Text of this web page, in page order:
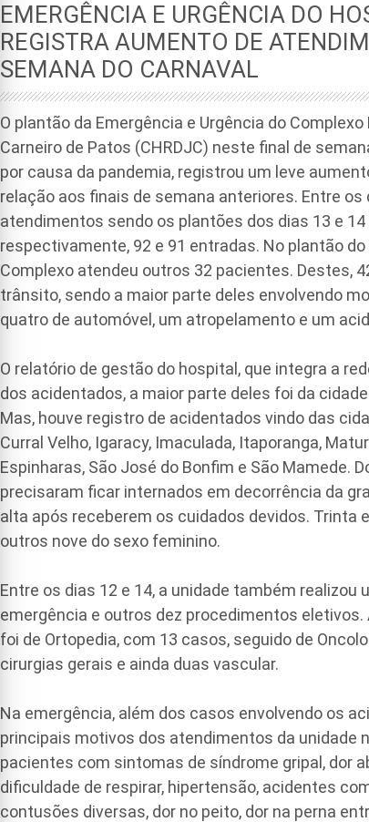
EMERGÊNCIA E URGÊNCIA DO
REGISTRA AUMENTO DE
SEMANA DO CARNAVAL
O plantão da Emergência e Urgência do
Carneiro de Patos (CHRDJC) neste final de
por causa da pandemia, registrou um leve
relação aos finais de semana anteriores. Entre os
atendimentos sendo os plantões dos dias 13 e
respectivamente, 92 e 91 entradas. No plantão
Complexo atendeu outros 32 pacientes. Destes,
trânsito, sendo a maior parte deles envolvendo
quatro de automóvel, um atropelamento e um
O relatório de gestão do hospital, que integra a
dos acidentados, a maior parte deles foi da
Mas, houve registro de acidentados vindo das
Curral Velho, Igaracy, Imaculada, Itaporanga,
Espinharas, São José do Bonfim e São Mamede.
precisaram ficar internados em decorrência da
alta após receberem os cuidados devidos. Trinta
outros nove do sexo feminino.
Entre os dias 12 e 14, a unidade também realizou
emergência e outros dez procedimentos
foi de Ortopedia, com 13 casos, seguido de
cirurgias gerais e ainda duas vascular.
Na emergência, além dos casos envolvendo os
principais motivos dos atendimentos da unidade
pacientes com sintomas de síndrome gripal, dor
dificuldade de respirar, hipertensão, acidentes
contusões diversas, dor no peito, dor na perna